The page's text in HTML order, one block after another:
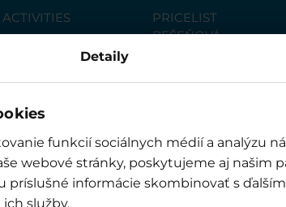
Detaily
funkcií sociálnych médií a analýzu
webové stránky, poskytujeme aj našim
príslušné informácie skombinovať s
služby.
ACTIVITIES
EVENTS
PRICELIST
BEŠEŇOVÁ
Infocentre Bešeňová